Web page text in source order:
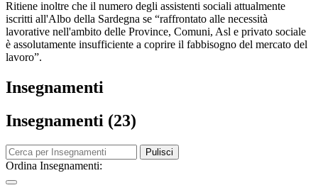
Ritiene inoltre che il numero degli assistenti sociali attualmente
iscritti all'Albo della Sardegna se “raffrontato alle necessità
lavorative nell'ambito delle Province, Comuni, Asl e privato sociale
è assolutamente insufficiente a coprire il fabbisogno del mercato del
lavoro”.
Insegnamenti
Insegnamenti (23)
Pulisci
Ordina Insegnamenti: